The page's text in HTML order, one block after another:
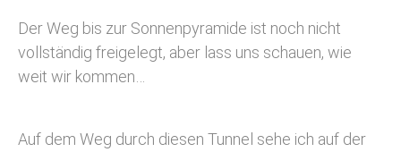
Der Weg bis zur Sonnenpyramide ist noch nicht
vollständig freigelegt, aber lass uns schauen, wie
weit wir kommen…
Auf dem Weg durch diesen Tunnel sehe ich auf der